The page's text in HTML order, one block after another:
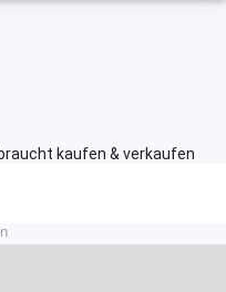
kaufen & verkaufen